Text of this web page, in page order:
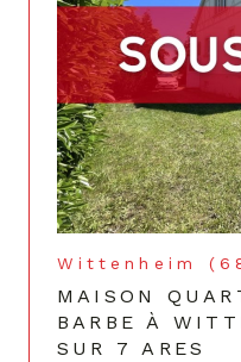
Wittenheim
MAISON
BARBE À
SUR 7 ARES